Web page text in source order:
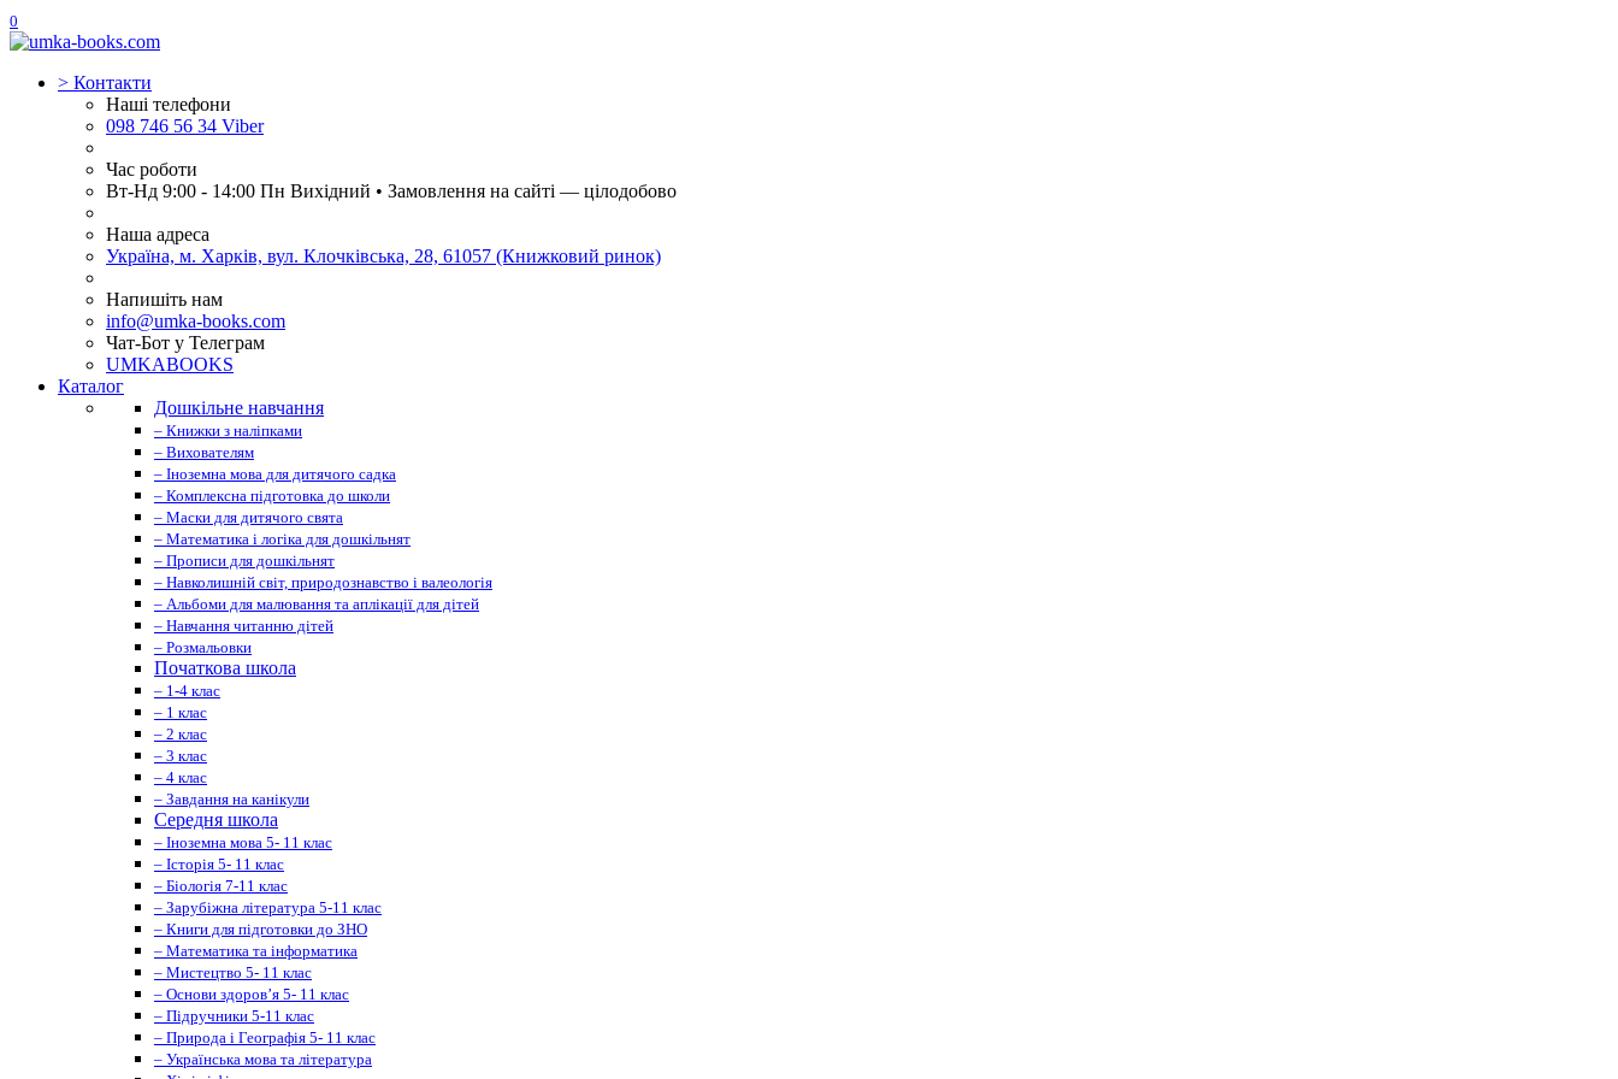
0
> Контакти
Наші телефони
098 746 56 34 Viber
Час роботи
Вт-Нд 9:00 - 14:00 Пн Вихідний • Замовлення на сайті — цілодобово
Наша адреса
Україна, м. Харків, вул. Клочківська, 28, 61057 (Книжковий ринок)
Напишіть нам
info@umka-books.com
Чат-Бот у Телеграм
UMKABOOKS
Каталог
Дошкільне навчання
– Книжки з наліпками
– Вихователям
– Іноземна мова для дитячого садка
– Комплексна підготовка до школи
– Маски для дитячого свята
– Математика і логіка для дошкільнят
– Прописи для дошкільнят
– Навколишній світ, природознавство і валеологія
– Альбоми для малювання та аплікації для дітей
– Навчання читанню дітей
– Розмальовки
Початкова школа
– 1-4 клас
– 1 клас
– 2 клас
– 3 клас
– 4 клас
– Завдання на канікули
Середня школа
– Іноземна мова 5- 11 клас
– Історія 5- 11 клас
– Біологія 7-11 клас
– Зарубіжна література 5-11 клас
– Книги для підготовки до ЗНО
– Математика та інформатика
– Мистецтво 5- 11 клас
– Основи здоров’я 5- 11 клас
– Підручники 5-11 клас
– Природа і Географія 5- 11 клас
– Українська мова та література